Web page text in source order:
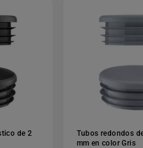
de 2
Tubos redondos
mm en color Gris